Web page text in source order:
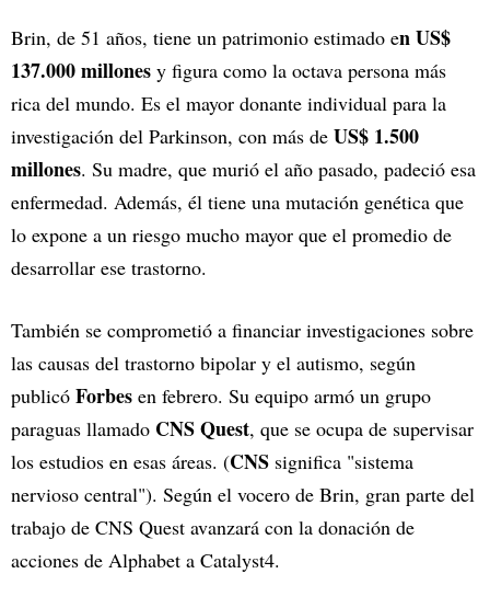
Brin, de 51 años, tiene un patrimonio estimado en US$
137.000 millones y figura como la octava persona más
rica del mundo. Es el mayor donante individual para la
investigación del Parkinson, con más de US$ 1.500
millones. Su madre, que murió el año pasado, padeció esa
enfermedad. Además, él tiene una mutación genética que
lo expone a un riesgo mucho mayor que el promedio de
desarrollar ese trastorno.
También se comprometió a financiar investigaciones sobre
las causas del trastorno bipolar y el autismo, según
publicó Forbes en febrero. Su equipo armó un grupo
paraguas llamado CNS Quest, que se ocupa de supervisar
los estudios en esas áreas. (CNS significa "sistema
nervioso central"). Según el vocero de Brin, gran parte del
trabajo de CNS Quest avanzará con la donación de
acciones de Alphabet a Catalyst4.